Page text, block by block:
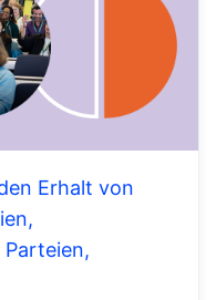
Erhalt von